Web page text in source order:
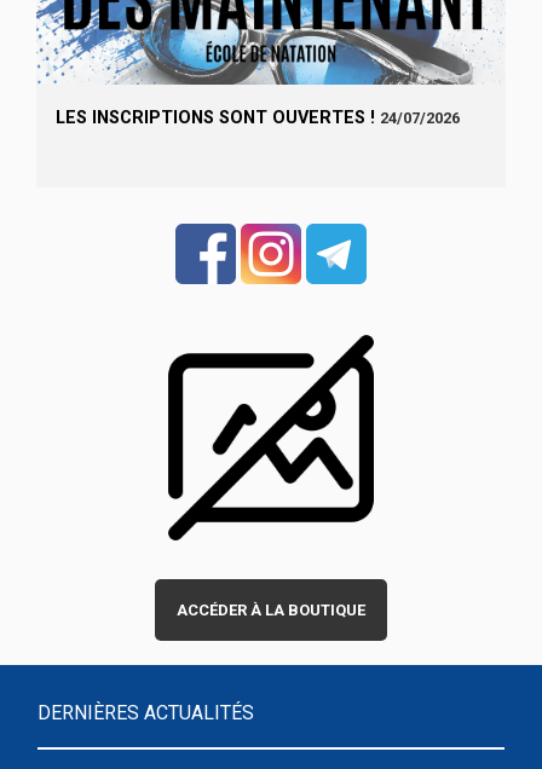
LES INSCRIPTIONS SONT OUVERTES ! 24/07/2026
ACCÉDER À LA BOUTIQUE
DERNIÈRES ACTUALITÉS